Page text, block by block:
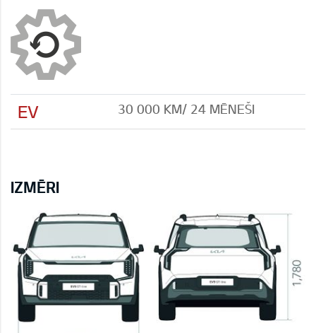
EV 30 000 KМ/ 24 MĒNEŠI
IZMĒRI